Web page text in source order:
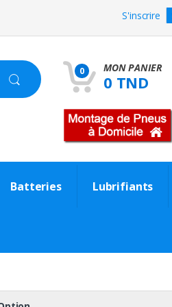
S'inscrire
0 MON PANIER
0 TND
Batteries Lubrifiants